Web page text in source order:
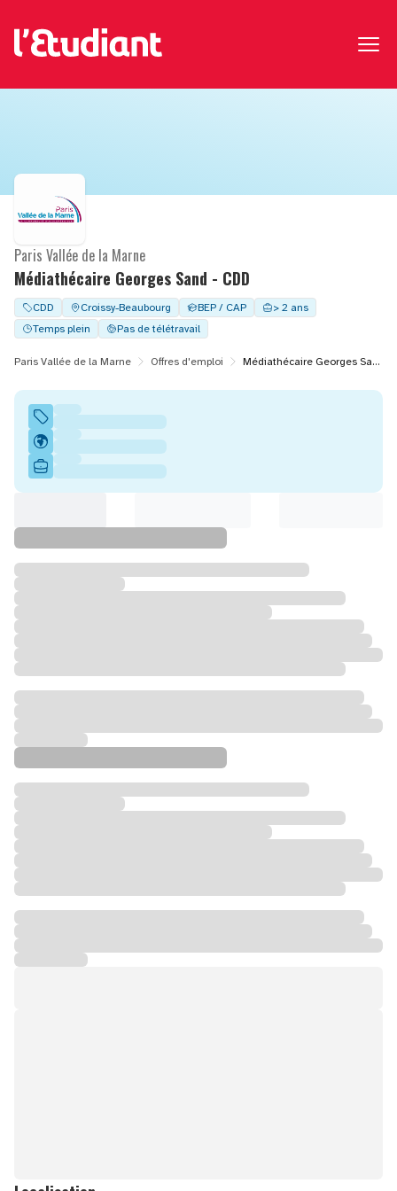
Médiathécaire Georges Sand - CDD
Paris Vallée de la Marne
CDD Croissy-Beaubourg BEP / CAP
> 2 ans
Temps plein
Pas de télétravail
Paris Vallée de la Marne Offres d'emploi Médiathécaire Georges Sand - CDD